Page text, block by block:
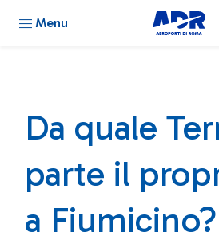
Menu
Da quale
parte il
a